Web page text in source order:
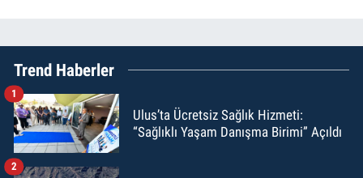
Trend Haberler
Ulus’ta Ücretsiz Sağlık Hizmeti:
“Sağlıklı Yaşam Danışma Birimi” Açıldı
1
2